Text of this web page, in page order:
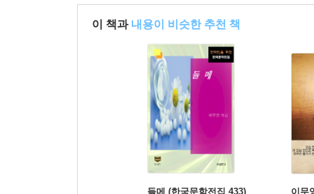
이 책과 내용이 비슷한 추천 책
들메 (한국문학전집 433) 이무